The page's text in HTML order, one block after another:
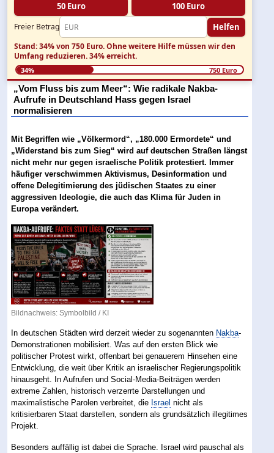
50 Euro 100 Euro
Freier Betrag Helfen
Stand: 34% von 750 Euro.Ohne weitere Hilfe müssen wir den
Umfang reduzieren.34% erreicht.
34% 750 Euro
„Vom Fluss bis zum Meer“: Wie radikale Nakba-
Aufrufe in Deutschland Hass gegen Israel
normalisieren
Mit Begriffen wie „Völkermord“, „180.000 Ermordete“ und
„Widerstand bis zum Sieg“ wird auf deutschen Straßen längst
nicht mehr nur gegen israelische Politik protestiert. Immer
häufiger verschwimmen Aktivismus, Desinformation und
offene Delegitimierung des jüdischen Staates zu einer
aggressiven Ideologie, die auch das Klima für Juden in
Europa verändert.
Bildnachweis: Symbolbild / KI
In deutschen Städten wird derzeit wieder zu sogenannten Nakba-
Demonstrationen mobilisiert. Was auf den ersten Blick wie
politischer Protest wirkt, offenbart bei genauerem Hinsehen eine
Entwicklung, die weit über Kritik an israelischer Regierungspolitik
hinausgeht. In Aufrufen und Social-Media-Beiträgen werden
extreme Zahlen, historisch verzerrte Darstellungen und
maximalistische Parolen verbreitet, die Israel nicht als
kritisierbaren Staat darstellen, sondern als grundsätzlich illegitimes
Projekt.
Besonders auffällig ist dabei die Sprache. Israel wird pauschal als